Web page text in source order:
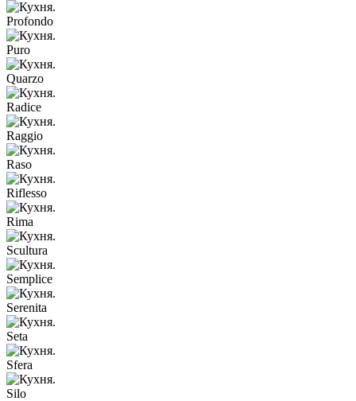
Profondo
Puro
Quarzo
Radice
Raggio
Raso
Riflesso
Rima
Scultura
Semplice
Serenita
Seta
Sfera
Silo